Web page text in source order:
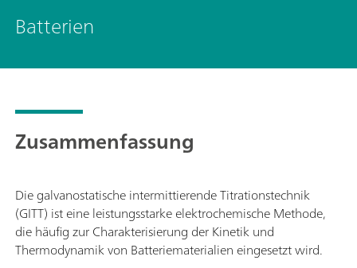
Batterien
Zusammenfassung
Die galvanostatische intermittierende Titrationstechnik
(GITT) ist eine leistungsstarke elektrochemische Methode,
die häufig zur Charakterisierung der Kinetik und
Thermodynamik von Batteriematerialien eingesetzt wird.